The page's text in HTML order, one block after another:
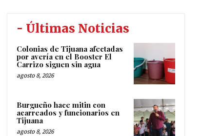
- Últimas Noticias
Colonias de Tijuana afectadas
por avería en el Booster El
Carrizo siguen sin agua
agosto 8, 2026
Burgueño hace mitin con
acarreados y funcionarios en
Tijuana
agosto 8, 2026